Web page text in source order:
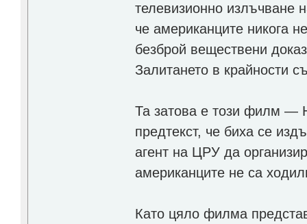
телевизионно излъчване
че американците никога
безброй веществени
Залитането в крайности
Та затова е този филм —
предтекст, че биха се
агент на ЦРУ да
американците не са
Като цяло филма